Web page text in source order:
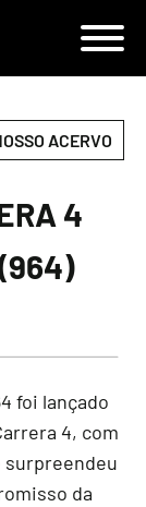
ACERVO
4
foi lançado
4, com
surpreendeu
da